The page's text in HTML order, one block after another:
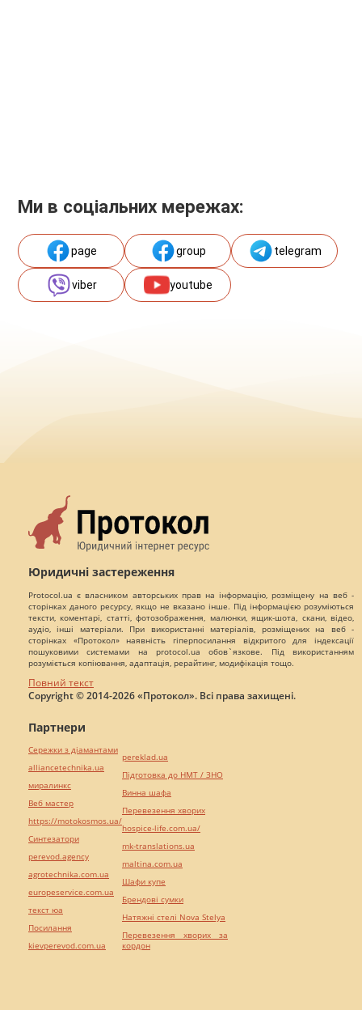
Ми в соціальних мережах:
page group telegram
viber youtube
Юридичні застереження
Protocol.ua є власником авторських прав на інформацію, розміщену на веб -
сторінках даного ресурсу, якщо не вказано інше. Під інформацією розуміються
тексти, коментарі, статті, фотозображення, малюнки, ящик-шота, скани, відео,
аудіо, інші матеріали. При використанні матеріалів, розміщених на веб -
сторінках «Протокол» наявність гіперпосилання відкритого для індексації
пошуковими системами на protocol.ua обов`язкове. Під використанням
розуміється копіювання, адаптація, рерайтинг, модифікація тощо.
Повний текст
Copyright © 2014-2026 «Протокол». Всі права захищені.
Партнери
Сережки з діамантами
alliancetechnika.ua
миралинкс
Веб мастер
https://motokosmos.ua/
Синтезатори
perevod.agency
agrotechnika.com.ua
europeservice.com.ua
текст юа
Посилання
kievperevod.com.ua
pereklad.ua
Підготовка до НМТ / ЗНО
Винна шафа
Перевезення хворих
hospice-life.com.ua/
mk-translations.ua
maltina.com.ua
Шафи купе
Брендові сумки
Натяжні стелі Nova Stelya
Перевезення хворих за
кордон